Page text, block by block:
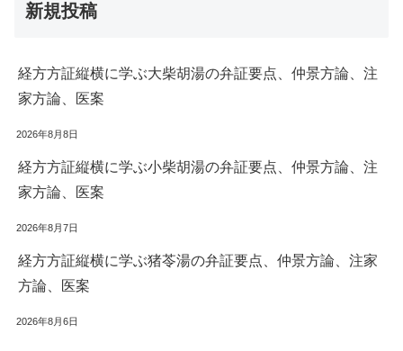
新規投稿
経方方証縦横に学ぶ大柴胡湯の弁証要点、仲景方論、注
家方論、医案
2026年8月8日
経方方証縦横に学ぶ小柴胡湯の弁証要点、仲景方論、注
家方論、医案
2026年8月7日
経方方証縦横に学ぶ猪苓湯の弁証要点、仲景方論、注家
方論、医案
2026年8月6日